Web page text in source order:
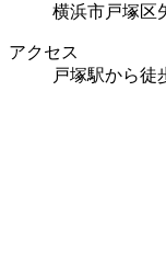
横浜市戸塚区
アクセス
戸塚駅から徒